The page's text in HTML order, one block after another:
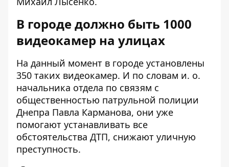
В городе должно быть 1000
видеокамер на улицах
На данный момент в городе установлены
350 таких видеокамер. И по словам и. о.
начальника отдела по связям с
общественностью патрульной полиции
Днепра Павла Карманова, они уже
помогают устанавливать все
обстоятельства ДТП, снижают уличную
преступность.